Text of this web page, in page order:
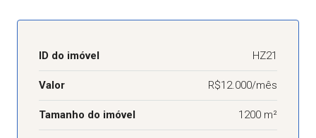
ID do imóvel HZ21
Valor R$12.000/mês
Tamanho do imóvel 1200 m²